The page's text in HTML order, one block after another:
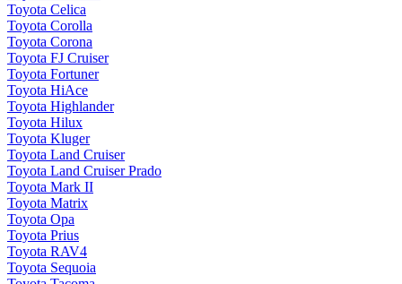
Toyota Celica
Toyota Corolla
Toyota Corona
Toyota FJ Cruiser
Toyota Fortuner
Toyota HiAce
Toyota Highlander
Toyota Hilux
Toyota Kluger
Toyota Land Cruiser
Toyota Land Cruiser Prado
Toyota Mark II
Toyota Matrix
Toyota Opa
Toyota Prius
Toyota RAV4
Toyota Sequoia